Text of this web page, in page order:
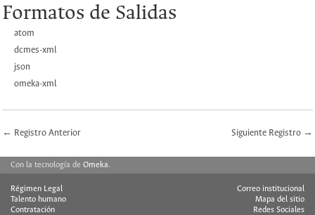
Formatos de Salidas
atom
dcmes-xml
json
omeka-xml
← Registro Anterior Siguiente Registro →
Con la tecnología de Omeka.
Régimen Legal
Talento humano
Contratación
Correo institucional
Mapa del sitio
Redes Sociales